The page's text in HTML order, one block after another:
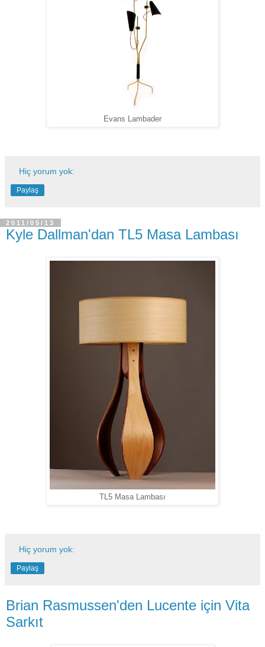
Evans Lambader
Hiç yorum yok:
Paylaş
2011/05/13
Kyle Dallman'dan TL5 Masa Lambası
TL5 Masa Lambası
Hiç yorum yok:
Paylaş
Brian Rasmussen'den Lucente için Vita
Sarkıt